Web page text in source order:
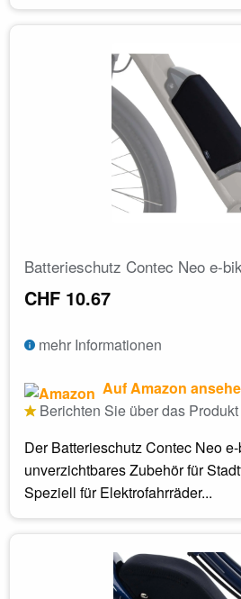
Batterieschutz Contec Neo e-
CHF 10.67
mehr Informationen
Auf Amazon
Berichten Sie über das Produkt
Der Batterieschutz Contec Neo
unverzichtbares Zubehör für
Speziell für Elektrofahrräder...